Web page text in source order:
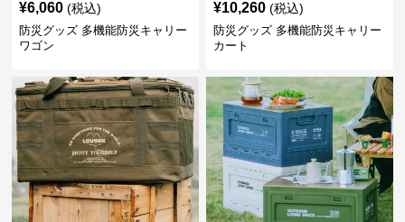
¥6,060 (税込)
防災グッズ 多機能防災キャリー
ワゴン
¥10,260 (税込)
防災グッズ 多機能防災キャリー
カート